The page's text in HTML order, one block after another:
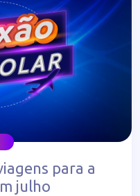
para a
julho